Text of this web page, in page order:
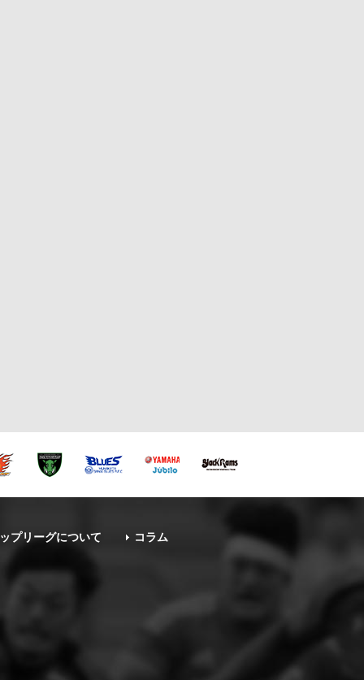
プリーグについて コラム